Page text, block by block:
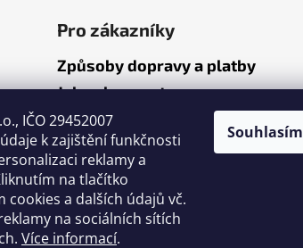
IČO 29452007
k zajištění funkčnosti
reklamy a
na tlačítko
cookies a dalších údajů vč.
na sociálních sítích
Více informací.
Souhlasím
Pro zákazníky
Způsoby dopravy a platby
Jak nakupovat